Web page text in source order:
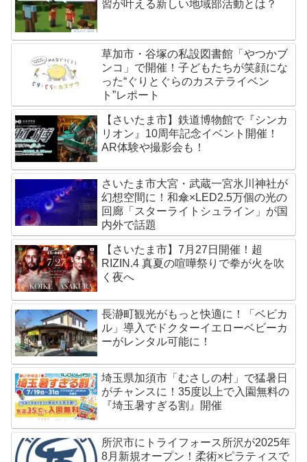
習が叶える新しい地域部活動とは？
草加市・谷塚の私設図書館「やつかブ
ンコ」で開催！子どもたちが笑顔にな
った“ぐりとぐらのカステライベン
ト”レポート
【さいたま市】鉄道博物館で『シンカ
リオン』10周年記念イベント開催！
AR体験や撮影会も！
さいたま市大宮・武蔵一宮氷川神社が
幻想空間に！和傘×LED2.5万個の光の
回廊「スターライトシュライン」が国
内外で話題
【さいたま市】7月27日開催！超
RIZIN.4 真夏の喧嘩祭りで拳が火を吹
く夜へ
長瀞町観光がもっと快適に！「ベビカ
ル」導入でドクターイエローベビーカ
ーがレンタル可能に！
埼玉県加須市「むさしの村」で猛暑日
がチャンスに！35度以上で入園無料の
『埼玉暑すぎる割』開催
所沢市にトライフォース所沢が2025年
8月新規オープン！柔術×ピラティスで